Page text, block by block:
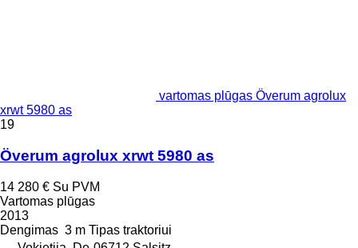
vartomas plūgas Överum agrolux
xrwt 5980 as
19
Överum agrolux xrwt 5980 as
14 280 € Su PVM
Vartomas plūgas
2013
Dengimas 3 m Tipas traktoriui